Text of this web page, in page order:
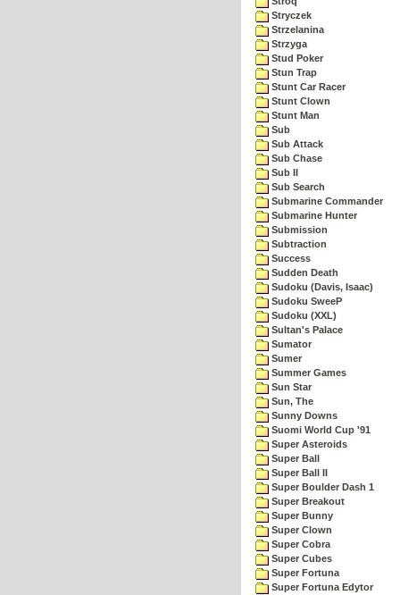
Stryczek
Strzelanina
Strzyga
Stud Poker
Stun Trap
Stunt Car Racer
Stunt Clown
Stunt Man
Sub
Sub Attack
Sub Chase
Sub II
Sub Search
Submarine Commander
Submarine Hunter
Submission
Subtraction
Success
Sudden Death
Sudoku (Davis, Isaac)
Sudoku SweeP
Sudoku (XXL)
Sultan's Palace
Sumator
Sumer
Summer Games
Sun Star
Sun, The
Sunny Downs
Suomi World Cup '91
Super Asteroids
Super Ball
Super Ball II
Super Boulder Dash 1
Super Breakout
Super Bunny
Super Clown
Super Cobra
Super Cubes
Super Fortuna
Super Fortuna Edytor